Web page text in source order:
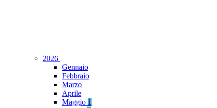
2026
Gennaio
Febbraio
Marzo
Aprile
Maggio 1